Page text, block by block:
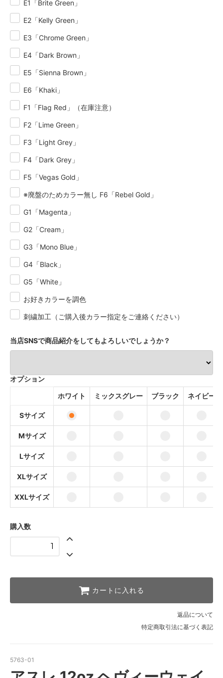
E1「Brite Green」
E2「Kelly Green」
E3「Chrome Green」
E4「Dark Brown」
E5「Sienna Brown」
E6「Khaki」
F1「Flag Red」（在庫注意）
F2「Lime Green」
F3「Light Grey」
F4「Dark Grey」
F5「Vegas Gold」
※廃盤のためカラー無し F6「Rebel Gold」
G1「Magenta」
G2「Cream」
G3「Mono Blue」
G4「Black」
G5「White」
お好きカラーを調色
刺繍加工（ご購入後カラー指定をご連絡ください）
当店SNSで商品紹介をしてもよろしいでしょうか？
オプション
ホワイト
ミックスグレー ブラック ネイビー
Sサイズ
Mサイズ
Lサイズ
XLサイズ
XXLサイズ
購入数
カートに入れる
返品について
特定商取引法に基づく表記
5763-01